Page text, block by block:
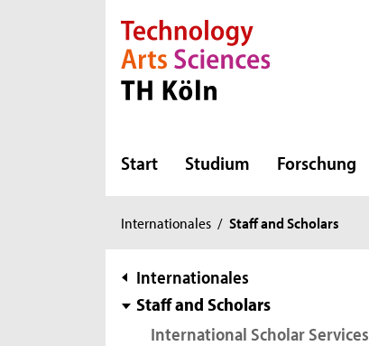
Direkt zur Hauptnavigation
Direkt zur Subnavigation
Direkt zum Inhalt
Direkt zum Fußbereich
Start Studium Forschung
Sie
hier:
Internationales / Staff and Scholars
Subnavigation
Internationales
Staff and Scholars
International Scholar Services